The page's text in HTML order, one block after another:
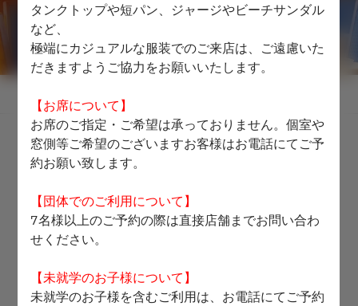
French Restaurant Mikuni
Sapporo
2 Utilisateurs
lun. 10 août
Sélectionnez une heure
タンクトップや短パン、ジャージやビーチサンダル
など、
極端にカジュアルな服装でのご来店は、ご遠慮いた
だきますようご協力をお願いいたします。
【お席について】
お席のご指定・ご希望は承っておりません。個室や
窓側等ご希望のございますお客様はお電話にてご予
約お願い致します。
【団体でのご利用について】
7名様以上のご予約の際は直接店舗までお問い合わ
せください。
【未就学のお子様について】
未就学のお子様を含むご利用は、お電話にてご予約